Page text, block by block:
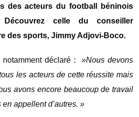
des acteurs du football béninois
celle du conseiller
des sports, Jimmy Adjovi-Boco.
déclaré :
»Nous devons
les acteurs de cette réussite mais
avons encore beaucoup de travail
appellent d’autres. »